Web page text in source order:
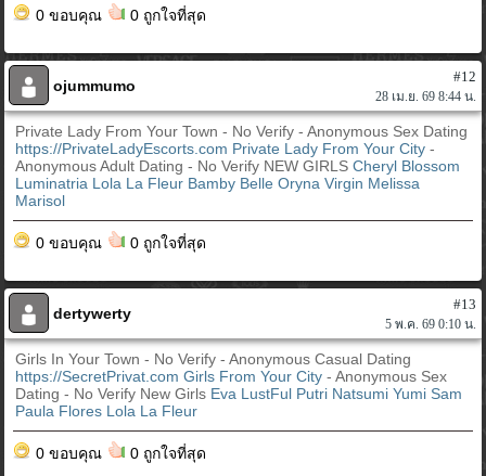
0 ขอบคุณ 0 ถูกใจที่สุด
ojummumo
#12
28 เม.ย. 69 8:44 น.
Private Lady From Your Town - No Verify - Anonymous Sex Dating
https://PrivateLadyEscorts.com Private Lady From Your City-
Anonymous Adult Dating - No Verify NEW GIRLSCheryl Blossom
Luminatria Lola La Fleur Bamby Belle Oryna Virgin Melissa
Marisol
0 ขอบคุณ 0 ถูกใจที่สุด
dertywerty
#13
5 พ.ค. 69 0:10 น.
Girls In Your Town - No Verify - Anonymous Casual Dating
https://SecretPrivat.com Girls From Your City- Anonymous Sex
Dating - No Verify New Girls Eva LustFul Putri Natsumi Yumi Sam
Paula Flores Lola La Fleur
0 ขอบคุณ 0 ถูกใจที่สุด